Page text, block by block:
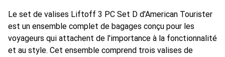
Le set de valises Liftoff 3 PC Set D d'American Tourister
est un ensemble complet de bagages conçu pour les
voyageurs qui attachent de l'importance à la fonctionnalité
et au style. Cet ensemble comprend trois valises de